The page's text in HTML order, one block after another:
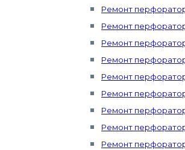
Ремонт
Ремонт
Ремонт
Ремонт
Ремонт
Ремонт
Ремонт
Ремонт
Ремонт